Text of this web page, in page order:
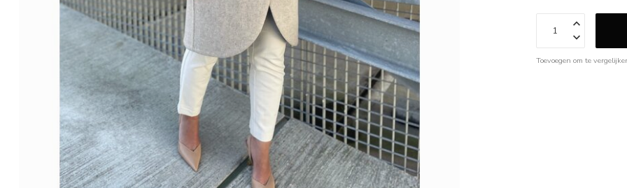
Toevoegen om te